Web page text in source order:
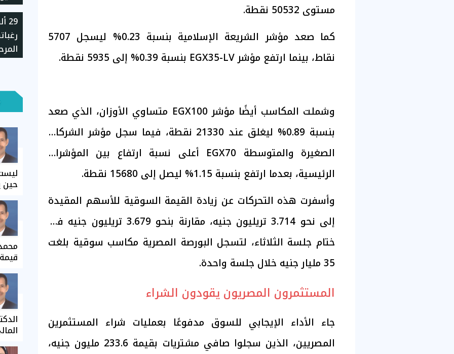
مستوى 50532 نقطة.
كما صعد مؤشر الشريعة الإسلامية بنسبة 0.23% ليسجل 5707
نقاط، بينما ارتفع مؤشر EGX35-LV بنسبة 0.39% إلى 5935 نقطة.
وشملت المكاسب أيضًا مؤشر EGX100 متساوي الأوزان، الذي صعد
بنسبة 0.89% ليغلق عند 21330 نقطة، فيما سجل مؤشر الشركات
الصغيرة والمتوسطة EGX70 أعلى نسبة ارتفاع بين المؤشرات
الرئيسية، بعدما ارتفع بنسبة 1.15% ليصل إلى 15680 نقطة.
وأسفرت هذه التحركات عن زيادة القيمة السوقية للأسهم المقيدة
إلى نحو 3.714 تريليون جنيه، مقارنة بنحو 3.679 تريليون جنيه في
ختام جلسة الثلاثاء، لتسجل البورصة المصرية مكاسب سوقية بلغت
35 مليار جنيه خلال جلسة واحدة.
المستثمرون المصريون يقودون الشراء
جاء الأداء الإيجابي للسوق مدفوعًا بعمليات شراء المستثمرين
المصريين، الذين سجلوا صافي مشتريات بقيمة 233.6 مليون جنيه،
حين